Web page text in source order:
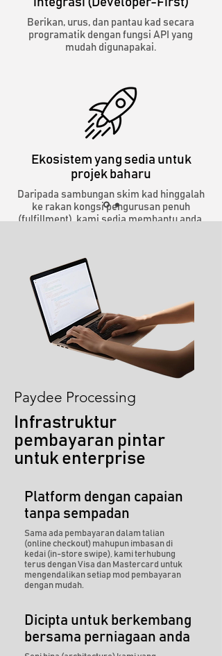
Berikan, urus, dan pantau kad secara
programatik dengan fungsi API yang
mudah digunapakai.
Ekosistem yang sedia untuk
projek baharu
Daripada sambungan skim kad hinggalah
ke rakan kongsi pengurusan penuh
(fulfillment), kami sedia membantu anda.
Paydee Processing
Infrastruktur
pembayaran pintar
untuk enterprise
Platform dengan capaian
tanpa sempadan
Sama ada pembayaran dalam talian
(online checkout) mahupun imbasan di
kedai (in-store swipe), kami terhubung
terus dengan Visa dan Mastercard untuk
mengendalikan setiap mod pembayaran
dengan mudah.
Dicipta untuk berkembang
bersama perniagaan anda